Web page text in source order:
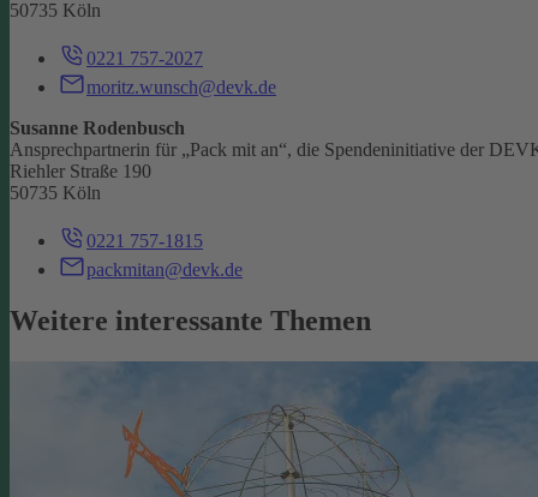
50735 Köln
0221 757-2027
moritz.wunsch@devk.de
Susanne Rodenbusch
Ansprechpartnerin für „Pack mit an“, die Spendeninitiative der
Riehler Straße 190
50735 Köln
0221 757-1815
packmitan@devk.de
Weitere interessante Themen